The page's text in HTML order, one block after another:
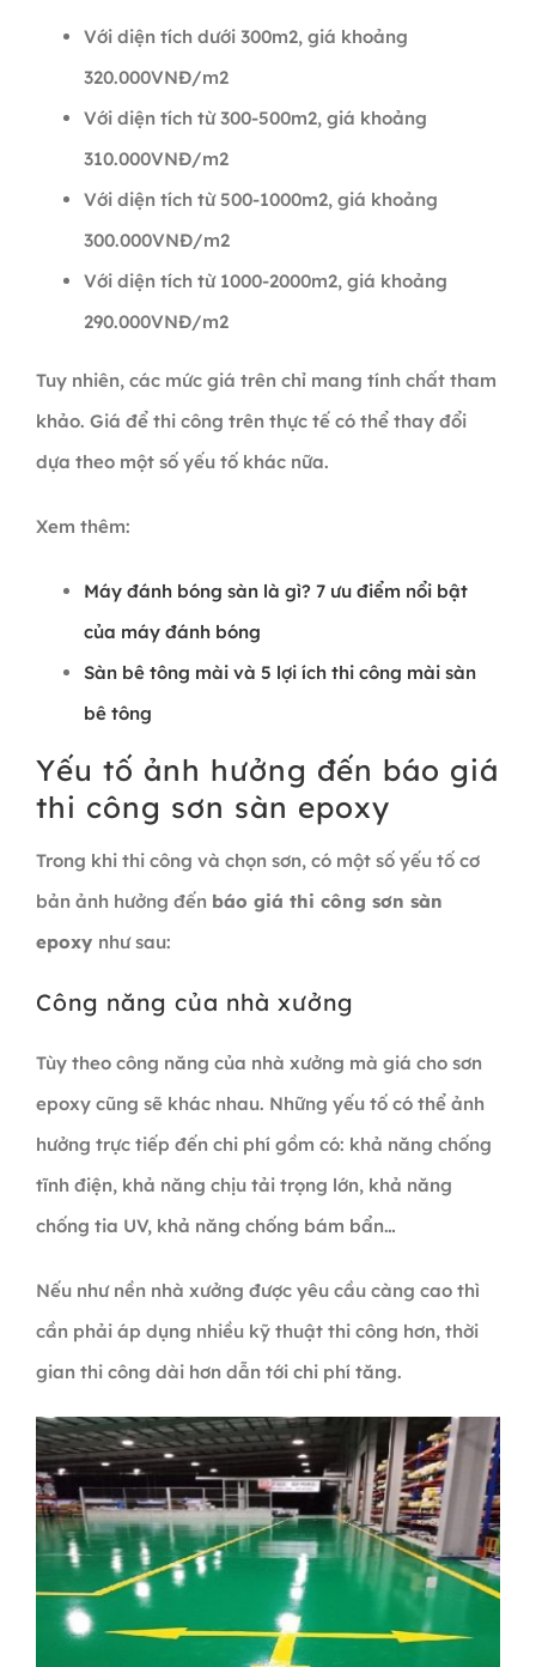
Với diện tích dưới 300m2, giá khoảng
320.000VNĐ/m2
Với diện tích từ 300-500m2, giá khoảng
310.000VNĐ/m2
Với diện tích từ 500-1000m2, giá khoảng
300.000VNĐ/m2
Với diện tích từ 1000-2000m2, giá khoảng
290.000VNĐ/m2
Tuy nhiên, các mức giá trên chỉ mang tính chất tham
khảo. Giá để thi công trên thực tế có thể thay đổi
dựa theo một số yếu tố khác nữa.
Xem thêm:
Máy đánh bóng sàn là gì? 7 ưu điểm nổi bật
của máy đánh bóng
Sàn bê tông mài và 5 lợi ích thi công mài sàn
bê tông
Yếu tố ảnh hưởng đến báo giá
thi công sơn sàn epoxy
Trong khi thi công và chọn sơn, có một số yếu tố cơ
bản ảnh hưởng đến báo giá thi công sơn sàn
epoxy như sau:
Công năng của nhà xưởng
Tùy theo công năng của nhà xưởng mà giá cho sơn
epoxy cũng sẽ khác nhau. Những yếu tố có thể ảnh
hưởng trực tiếp đến chi phí gồm có: khả năng chống
tĩnh điện, khả năng chịu tải trọng lớn, khả năng
chống tia UV, khả năng chống bám bẩn…
Nếu như nền nhà xưởng được yêu cầu càng cao thì
cần phải áp dụng nhiều kỹ thuật thi công hơn, thời
gian thi công dài hơn dẫn tới chi phí tăng.